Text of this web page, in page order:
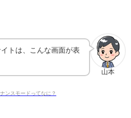
山本
トは、こんな画面が表